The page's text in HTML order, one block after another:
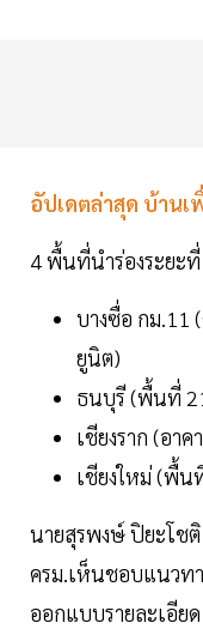
อัปเดตล่าสุด บ้าน
4 พื้นที่นำร่องระยะ
บางซื่อ กม.11
ยูนิต)
ธนบุรี (พื้นที่
เชียงราก (อาค
เชียงใหม่ (พื้น
นายสุรพงษ์ ปิยะโช
ครม.เห็นชอบแนวท
ออกแบบรายละเอีย